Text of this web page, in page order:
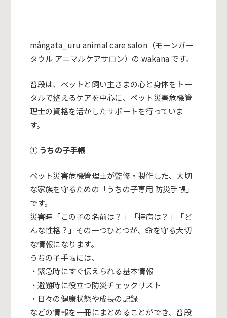
mångata_uru animal care salon （モーンガー
タウル アニマルケアサロン）の wakana です。
普段は、 ペットと飼い主さまの心と身体をトー
タルで整えるケアを中心に、 ペット災害危機管
理士の資格を活かしたサポートを行っていま
す。
① うちの子手帳
ペット災害危機管理士が監修・製作した、 大切
な家族を守るための「うちの子専用 防災手帳」
です。
災害時「この子の名前は？」「持病は？」「ど
んな性格？」 その一つひとつが、命を守る大切
な情報になります。
うちの子手帳には、
・緊急時にすぐ伝えられる基本情報
・避難時に役立つ防災チェックリスト
・日々の健康状態や成長の記録
などの情報を一冊にまとめることができ、普段